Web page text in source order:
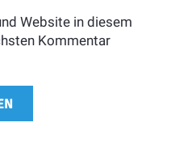
Website in diesem
Kommentar